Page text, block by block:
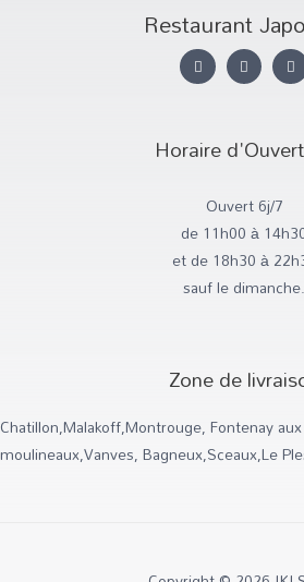
Restaurant
In
s
a
T
w
i
r
F
a
c
k
Horaire
Ouvert 6j/7
de 11h00 à
et de 18h30 à
sauf le dimanche.
Zone de
Chatillon,Malakoff,Montrouge, Fontenay
moulineaux,Vanves, Bagneux,Sceaux,Le